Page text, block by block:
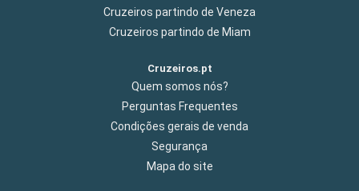
Cruzeiros partindo de Veneza
Cruzeiros partindo de Miam
Cruzeiros.pt
Quem somos nós?
Perguntas Frequentes
Condições gerais de venda
Segurança
Mapa do site